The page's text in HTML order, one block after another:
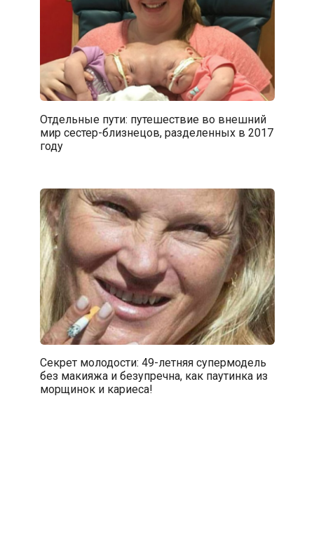
Отдельные пути: путешествие во внешний
мир сестер-близнецов, разделенных в 2017
году
Секрет молодости: 49-летняя супермодель
без макияжа и безупречна, как паутинка из
морщинок и кариеса!